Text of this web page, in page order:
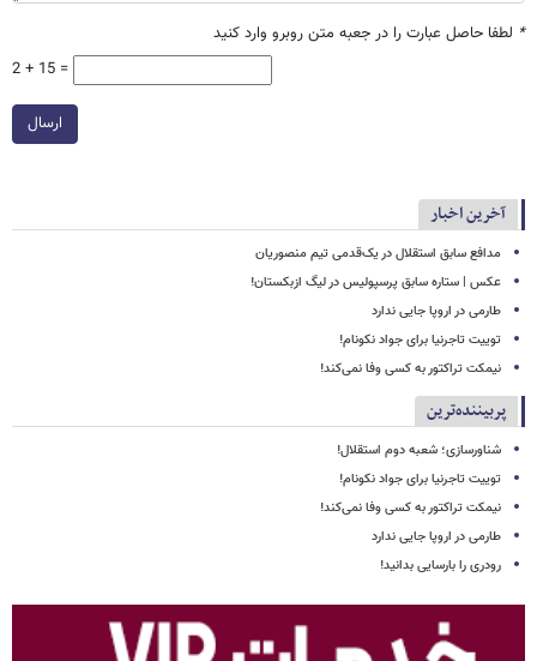
* لطفا حاصل عبارت را در جعبه متن روبرو وارد کنید
2 + 15 =
ارسال
آخرین اخبار
مدافع سابق استقلال در یک‌قدمی تیم منصوریان
عکس | ستاره سابق پرسپولیس در لیگ ازبکستان!
طارمی در اروپا جایی ندارد
توییت تاجرنیا برای جواد نکونام!
نیمکت تراکتور به کسی وفا نمی‌کند!
پربیننده‌ترین
شناورسازی؛ شعبه دوم استقلال!
توییت تاجرنیا برای جواد نکونام!
نیمکت تراکتور به کسی وفا نمی‌کند!
طارمی در اروپا جایی ندارد
رودری را بارسایی بدانید!